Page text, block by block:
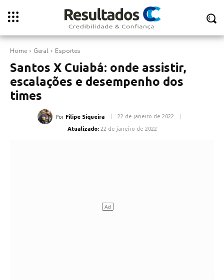
Home Geral Esportes
Santos X Cuiabá: onde assistir,
escalações e desempenho dos
times
Por Filipe Siqueira 22 de janeiro de 2022
Atualizado: 22 de janeiro de 2022